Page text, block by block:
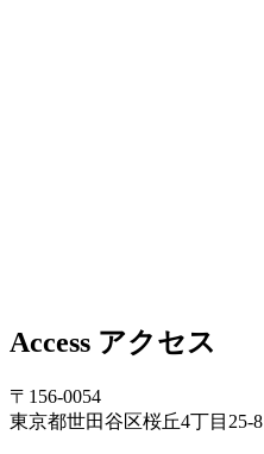
Access アクセス
〒156-0054
東京都世田谷区桜丘4丁目25-8